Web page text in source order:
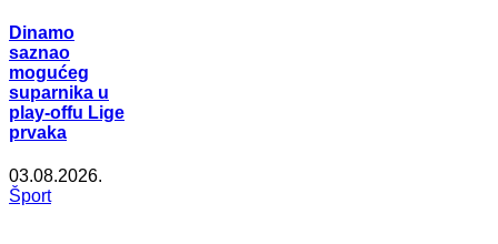
Dinamo
saznao
mogućeg
suparnika u
play-offu Lige
prvaka
03.08.2026.
Šport